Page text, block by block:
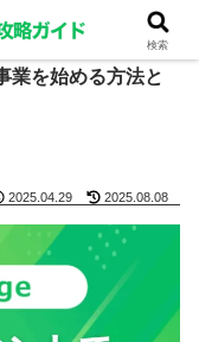
業を始める方法と
2025.04.29 2025.08.08
検索